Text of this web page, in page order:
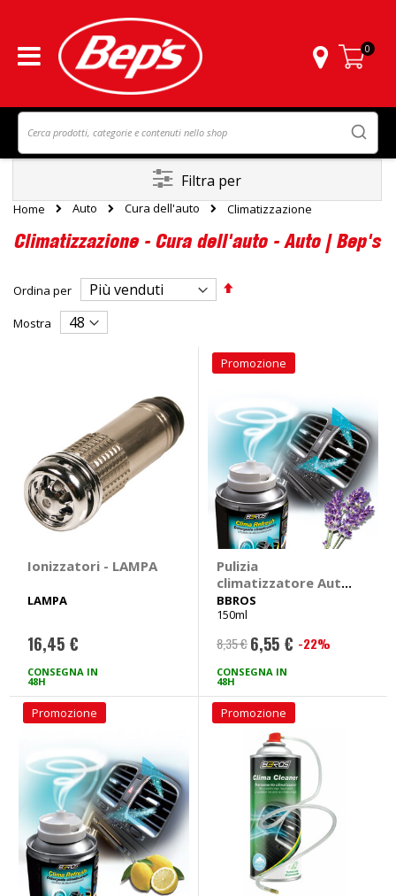
Carrello
0
Home Auto Cura dell'auto Climatizzazione
Climatizzazione - Cura dell'auto - Auto | Bep's
Ordina per
Imposta
Mostra
Ionizzatori - LAMPA
LAMPA
16,45 €
CONSEGNA IN
48H
Promozione
Pulizia
climatizzatore Auto
- BBROS
BBROS
150ml
8,35 € Prezzo
speciale
6,55 € -22%
CONSEGNA IN
48H
Promozione Promozione
Filtra per